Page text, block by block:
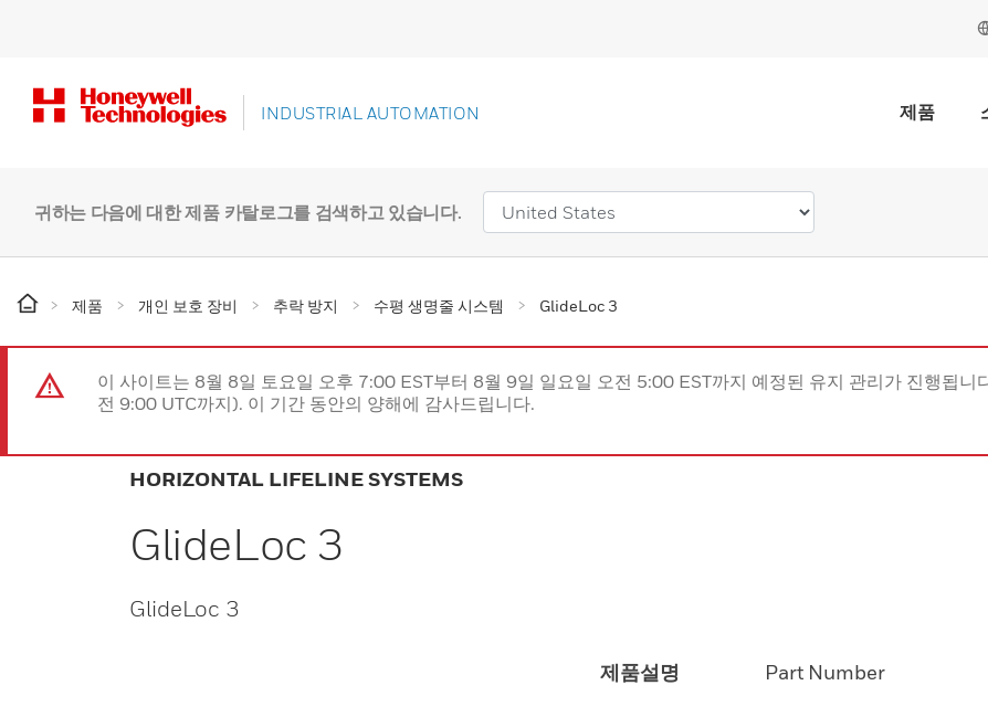
INDUSTRIAL AUTOMATION 제품
귀하는 다음에 대한 제품 카탈로그를 검색하고 있습니다.
제품 개인 보호 장비 추락 방지 수평 생명줄 시스템 GlideLoc 3
이 사이트는 8월 8일 토요일 오후 7:00 EST부터 8월 9일 일요일 오전 5:00 EST까지 예정된 유지 관리가 진행됩
전 9:00 UTC까지). 이 기간 동안의 양해에 감사드립니다.
HORIZONTAL LIFELINE SYSTEMS
GlideLoc 3
GlideLoc 3
제품설명 Part Number